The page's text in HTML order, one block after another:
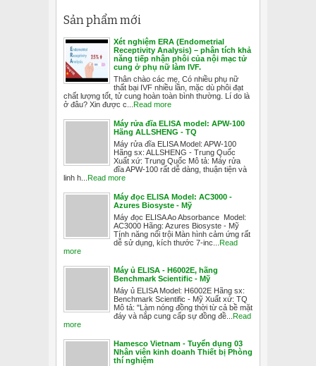
Sản phẩm mới
Xét nghiệm ERA (Endometrial
Receptivity Analysis) – phân tích khả
năng tiếp nhận phôi của nội mạc tử
cung ở phụ nữ làm IVF.
Thân chào các mẹ, Có nhiều phụ nữ
thất bại IVF nhiều lần, mặc dù phôi đạt
chất lượng tốt, tử cung hoàn toàn bình thường. Lí do là
ở đâu? Xin được c...
Read more
Máy rửa đĩa ELISA model: APW-100
Hãng ALLSHENG - TQ
Máy rửa đĩa ELISA Model: APW-100
Hãng sx: ALLSHENG - Trung Quốc
Xuất xứ: Trung Quốc Mô tả: Máy rửa
đĩa APW-100 rất dễ dàng, thuận tiện và
linh h...
Read more
Máy đọc ELISA Model: AC3000 -
Azures Biosyste - Mỹ
Máy đọc ELISA Ao Absorbance Model:
AC3000 Hãng: Azures Biosyste - Mỹ
Tính năng nổi trội Màn hình cảm ứng rất
dễ sử dụng, kích thước 7-inc...
Read
more
Máy ủ ELISA - H6002E, hãng
Benchmark Scientific - Mỹ
Máy ủ ELISA Model: H6002E Hãng sx:
Benchmark Scientific - Mỹ Xuất xứ: TQ
Mô tả: "Làm nóng đồng thời từ cả bề mặt
đáy và nắp cung cấp sự đồng đề...
Read
more
Hamesco Vietnam - Tuyển dụng 03
Nhân viên kinh doanh Thiết bị Phòng
thí nghiệm